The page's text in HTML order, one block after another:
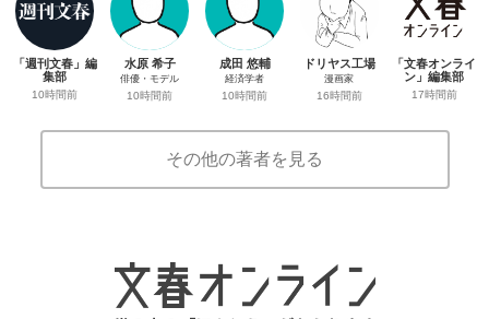
「週刊文春」編
集部
10時間前
水原 希子
俳優・モデル
10時間前
成田 悠輔
経済学者
10時間前
ドリヤス工場
漫画家
16時間前
「文春オンライ
ン」編集部
17時間前
その他の著者を見る